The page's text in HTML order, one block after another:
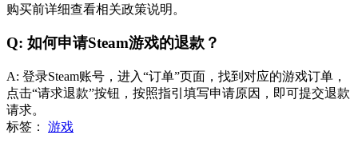
购买前详细查看相关政策说明。
Q: 如何申请Steam游戏的退款？
A: 登录Steam账号，进入“订单”页面，找到对应的游戏订单，
点击“请求退款”按钮，按照指引填写申请原因，即可提交退款
请求。
标签：
游戏